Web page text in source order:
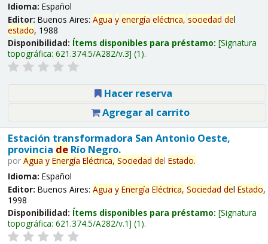
Idioma: Español
Editor: Buenos Aires: Agua y energía eléctrica, sociedad del
estado, 1988
Disponibilidad: Ítems disponibles para préstamo: Signatura
topográfica: 621.374.5/A282/v.3 (1).
Hacer reserva
Agregar al carrito
Estación transformadora San Antonio Oeste,
provincia deRío Negro.
por Agua y Energía Eléctrica, Sociedad del Estado.
Idioma: Español
Editor: Buenos Aires: Agua y Energía Eléctrica, Sociedad del Estado,
1998
Disponibilidad: Ítems disponibles para préstamo: Signatura
topográfica: 621.374.5/A282/v.1 (1).